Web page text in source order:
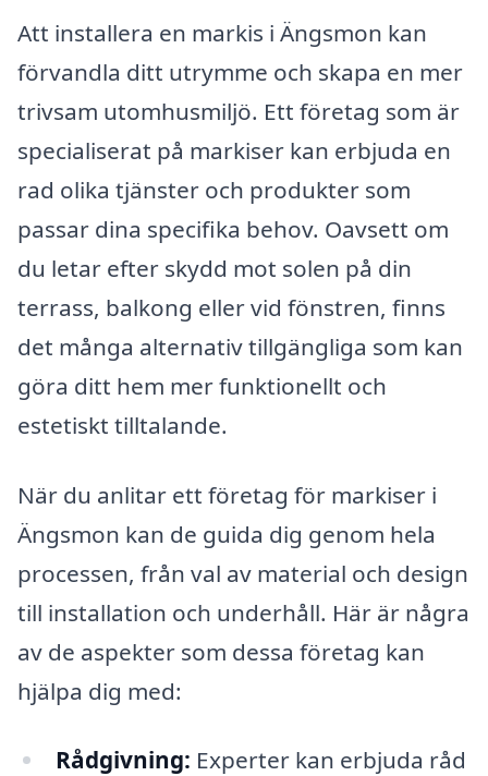
Att installera en markis i Ängsmon kan
förvandla ditt utrymme och skapa en mer
trivsam utomhusmiljö. Ett företag som är
specialiserat på markiser kan erbjuda en
rad olika tjänster och produkter som
passar dina specifika behov. Oavsett om
du letar efter skydd mot solen på din
terrass, balkong eller vid fönstren, finns
det många alternativ tillgängliga som kan
göra ditt hem mer funktionellt och
estetiskt tilltalande.
När du anlitar ett företag för markiser i
Ängsmon kan de guida dig genom hela
processen, från val av material och design
till installation och underhåll. Här är några
av de aspekter som dessa företag kan
hjälpa dig med:
Rådgivning: Experter kan erbjuda råd